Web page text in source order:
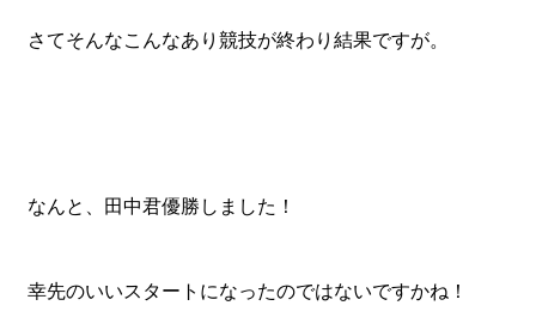
さてそんなこんなあり競技が終わり結果ですが。
なんと、田中君優勝しました！
幸先のいいスタートになったのではないですかね！